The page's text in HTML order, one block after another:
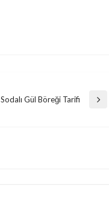
Next
Sodalı Gül Böreği Tarifi